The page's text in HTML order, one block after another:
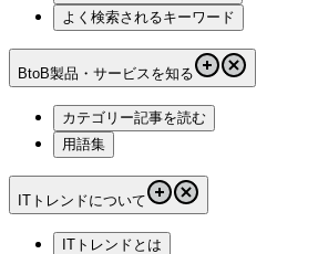
よく検索されるキーワード
BtoB製品・サービスを知る
カテゴリー記事を読む
用語集
ITトレンドについて
ITトレンドとは